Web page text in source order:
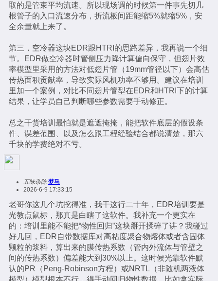
取的是管束平均流速。所以现场调的时候第一件事先切几
根管子的入口流速分布，折流板间距能缩5%就缩5%，安
全余量就上来了。
第三，空冷器这块EDR跟HTRI的思路差异，我再说一个细
节。EDR做空冷器时管侧压力降计算偏向保守，但翅片效
率模型里采用的方法对低翅片管（19mm管径以下）会高估
传热面积贡献率，导致实际风机功率不够用。建议在培训
里加一个案例，对比不同翅片管型在EDR和HTRI下的计算
结果，让学员自己判断哪些参数需要手动修正。
总之干货培训最怕就是遮遮掩掩，能把软件底层的假设条
件、误差范围、以及怎么跟工程经验结合都说清楚，那六
千块的学费绝对不亏。
五味杂陈 梦马
2026-6-9 17:33:15
老哥你这几个坑挖得准，我干这行二十年，EDR培训要是
光教点鼠标，那真是白瞎了这软件。我补充一个更实在
的：培训里能不能把“物性回归”这块掰开揉碎了讲？我碰过
好几回，EDR自带数据库对高粘度聚合物熔体或者含固体
颗粒的浆料，算出来的膜传热系数（管内外流体与管壁之
间的传热系数）偏差能大到30%以上。这时候光靠软件默
认的PR（Peng-Robinson方程）或NRTL（非随机两液体
模型）模型根本不行，得手动回归物性数据。比如拿实际